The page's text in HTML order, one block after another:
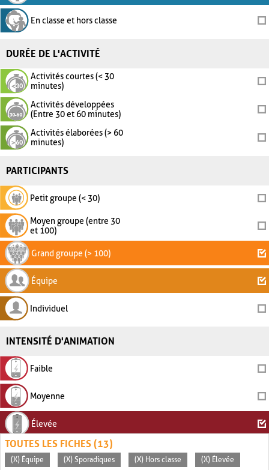
En classe et hors classe
DURÉE DE L'ACTIVITÉ
Activités courtes (< 30
minutes)
Activités développées
(Entre 30 et 60 minutes)
Activités élaborées (> 60
minutes)
PARTICIPANTS
Petit groupe (< 30)
Moyen groupe (entre 30
et 100)
Grand groupe (> 100)
Équipe
Individuel
INTENSITÉ D'ANIMATION
Faible
Moyenne
Élevée
TOUTES LES FICHES (13)
(X) Équipe (X) Sporadiques (X) Hors classe (X) Élevée